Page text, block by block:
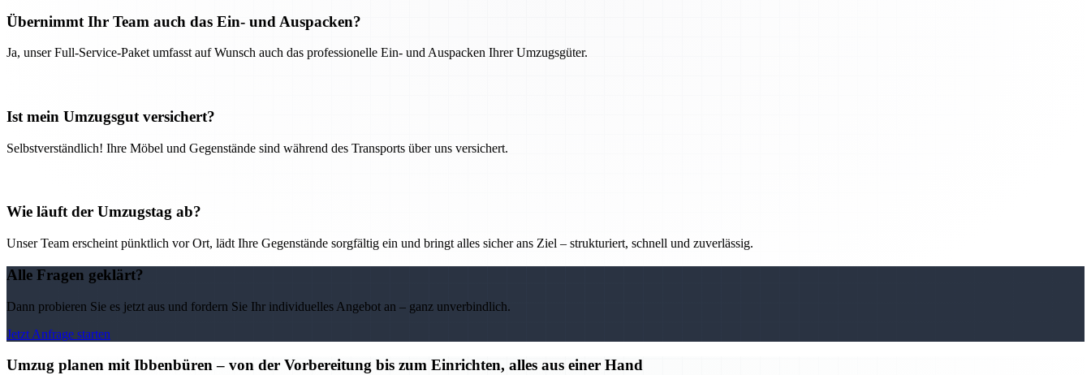
Übernimmt Ihr Team auch das Ein- und Auspacken?
Ja, unser Full-Service-Paket umfasst auf Wunsch auch das professionelle Ein- und Auspacken Ihrer Umzugsgüter.
Ist mein Umzugsgut versichert?
Selbstverständlich! Ihre Möbel und Gegenstände sind während des Transports über uns versichert.
Wie läuft der Umzugstag ab?
Unser Team erscheint pünktlich vor Ort, lädt Ihre Gegenstände sorgfältig ein und bringt alles sicher ans Ziel – strukturiert, schnell und zuverlässig.
Alle Fragen geklärt?
Dann probieren Sie es jetzt aus und fordern Sie Ihr individuelles Angebot an – ganz unverbindlich.
Jetzt Anfrage starten
Umzug planen mit Ibbenbüren – von der Vorbereitung bis zum Einrichten, alles aus einer Hand